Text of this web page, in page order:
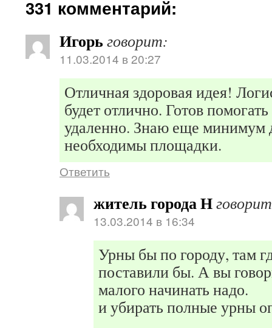
331 комментарий:
Игорь говорит:
11.03.2014 в 20:27
Отличная здоровая идея!
будет отлично. Готов
удаленно. Знаю еще минимум
необходимы площадки.
Ответить
житель города Н
13.03.2014 в 16:34
Урны бы по городу, там
поставили бы. А вы
малого начинать надо.
и убирать полные урны